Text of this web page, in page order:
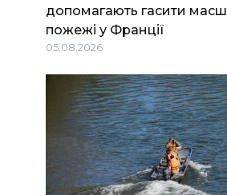
допомагають гасити
пожежі у Франції
05.08.2026